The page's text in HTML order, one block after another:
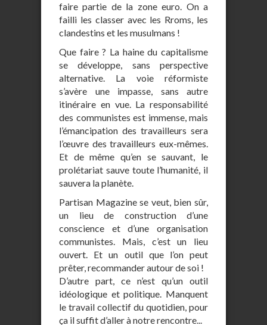
faire partie de la zone euro. On a
failli les classer avec les Rroms, les
clandestins et les musulmans !
Que faire ? La haine du capitalisme
se développe, sans perspective
alternative. La voie réformiste
s’avère une impasse, sans autre
itinéraire en vue. La responsabilité
des communistes est immense, mais
l’émancipation des travailleurs sera
l’œuvre des travailleurs eux-mêmes.
Et de même qu’en se sauvant, le
prolétariat sauve toute l’humanité, il
sauvera la planète.
Partisan Magazine se veut, bien sûr,
un lieu de construction d’une
conscience et d’une organisation
communistes. Mais, c’est un lieu
ouvert. Et un outil que l’on peut
prêter, recommander autour de soi !
D’autre part, ce n’est qu’un outil
idéologique et politique. Manquent
le travail collectif du quotidien, pour
ça il suffit d’aller à notre rencontre...